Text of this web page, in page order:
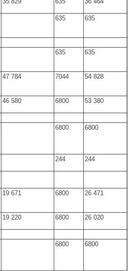
635 635
635 635
47 784 7044 54 828
46 580 6800 53 380
6800 6800
244 244
19 671 6800 26 471
19 220 6800 26 020
6800 6800